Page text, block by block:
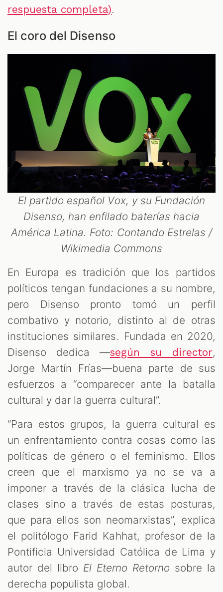
respuesta completa).
El coro del Disenso
El partido español Vox, y su Fundación
Disenso, han enfilado baterías hacia
América Latina. Foto: Contando Estrelas /
Wikimedia Commons
En Europa es tradición que los partidos
políticos tengan fundaciones a su nombre,
pero Disenso pronto tomó un perfil
combativo y notorio, distinto al de otras
instituciones similares. Fundada en 2020,
Disenso dedica —según su director,
Jorge Martín Frías—buena parte de sus
esfuerzos a “comparecer ante la batalla
cultural y dar la guerra cultural”.
“Para estos grupos, la guerra cultural es
un enfrentamiento contra cosas como las
políticas de género o el feminismo. Ellos
creen que el marxismo ya no se va a
imponer a través de la clásica lucha de
clases sino a través de estas posturas,
que para ellos son neomarxistas”, explica
el politólogo Farid Kahhat, profesor de la
Pontificia Universidad Católica de Lima y
autor del libro El Eterno Retorno sobre la
derecha populista global.